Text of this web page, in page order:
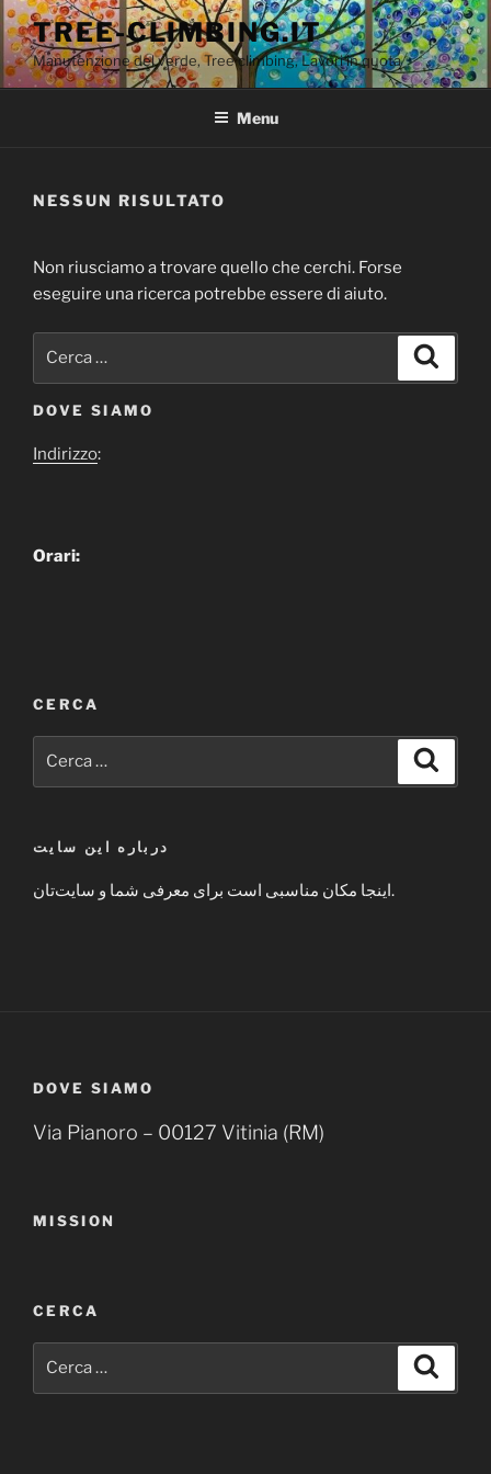
Salta
al
contenuto
TREE-CLIMBING.IT
Manutenzione del verde, Tree climbing, Lavori in quota
Menu
NESSUN RISULTATO
Non riusciamo a trovare quello che cerchi. Forse
eseguire una ricerca potrebbe essere di aiuto.
DOVE SIAMO
Indirizzo:
Orari:
CERCA
درباره این سایت
اینجا مکان مناسبی است برای معرفی شما و سایت‌تان.
DOVE SIAMO
Via Pianoro – 00127 Vitinia (RM)
MISSION
CERCA